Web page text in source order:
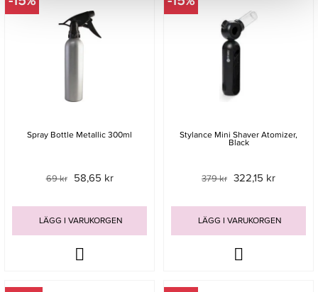
Spray Bottle Metallic 300ml
69 kr 58,65 kr
LÄGG I VARUKORGEN
Stylance Mini Shaver Atomizer,
Black
379 kr 322,15 kr
LÄGG I VARUKORGEN